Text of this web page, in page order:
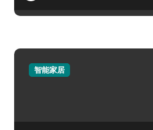
智能家居